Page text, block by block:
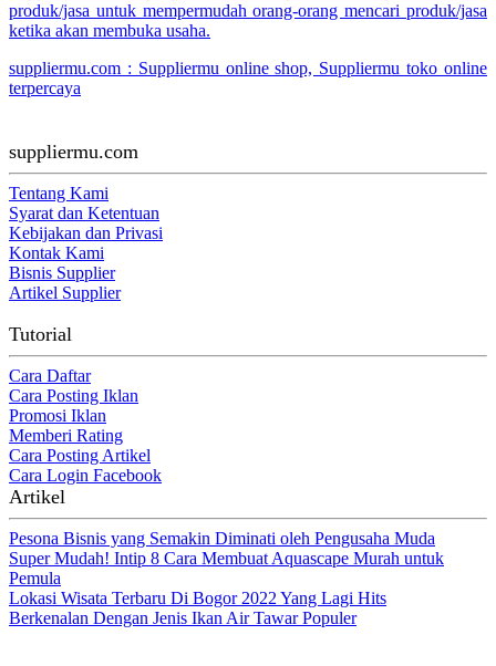
produk/jasa untuk mempermudah orang-orang mencari produk/jasa
ketika akan membuka usaha.
suppliermu.com : Suppliermu online shop, Suppliermu toko online
terpercaya
suppliermu.com
Tentang Kami
Syarat dan Ketentuan
Kebijakan dan Privasi
Kontak Kami
Bisnis Supplier
Artikel Supplier
Tutorial
Cara Daftar
Cara Posting Iklan
Promosi Iklan
Memberi Rating
Cara Posting Artikel
Cara Login Facebook
Artikel
Pesona Bisnis yang Semakin Diminati oleh Pengusaha Muda
Super Mudah! Intip 8 Cara Membuat Aquascape Murah untuk
Pemula
Lokasi Wisata Terbaru Di Bogor 2022 Yang Lagi Hits
Berkenalan Dengan Jenis Ikan Air Tawar Populer